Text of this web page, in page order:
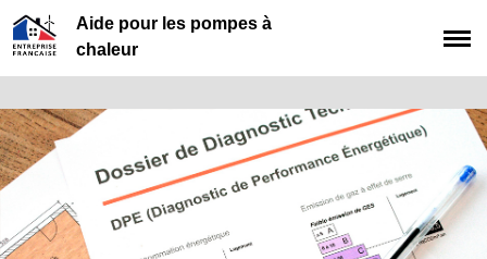
Aide pour les pompes à
chaleur